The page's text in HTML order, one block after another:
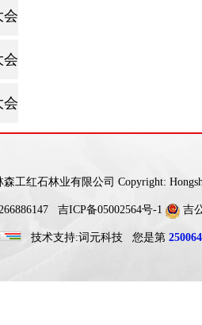
暨2025年工作会议
暨2025年工作会议
暨2025年工作会议
工红石林业有限公司 Copyright:
吉ICP备05002564号-1 吉
技术支持:词元科技 您是第